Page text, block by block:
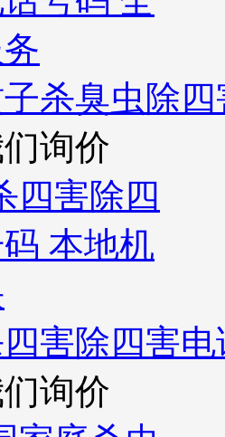
杀臭虫除
询价
害除四害
询价